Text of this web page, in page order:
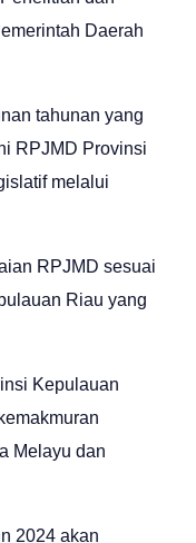
Daerah
tahunan yang
RPJMD Provinsi
melalui
RPJMD sesuai
Riau yang
Kepulauan
Melayu dan
2024 akan